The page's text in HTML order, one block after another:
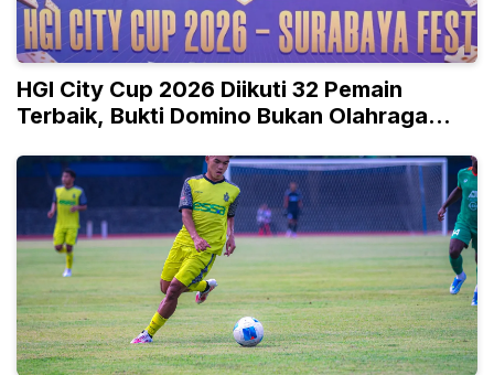
HGI City Cup 2026 Diikuti 32 Pemain
Terbaik, Bukti Domino Bukan Olahraga